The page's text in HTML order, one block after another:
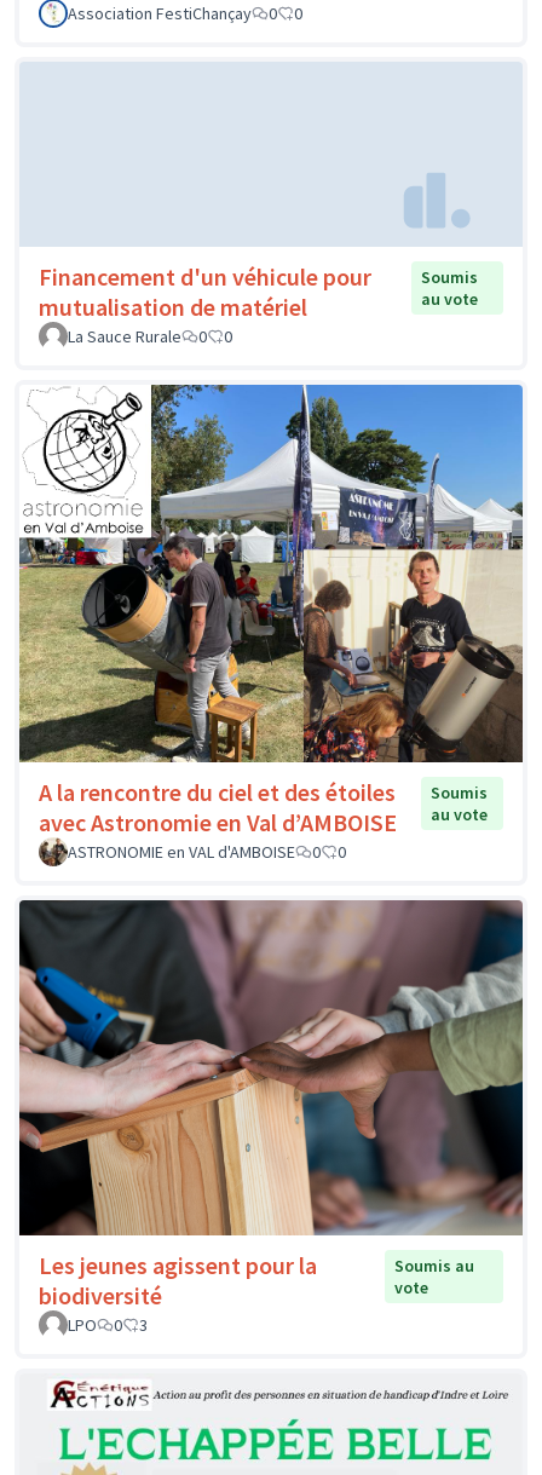
Association FestiChançay
0 0
Financement d'un véhicule pour
mutualisation de matériel
Soumis
au vote
La Sauce Rurale
0 0
A la rencontre du ciel et des étoiles
avec Astronomie en Val d’AMBOISE
Soumis
au vote
ASTRONOMIE en VAL d'AMBOISE
0 0
Les jeunes agissent pour la
biodiversité
Soumis au
vote
LPO
0 3